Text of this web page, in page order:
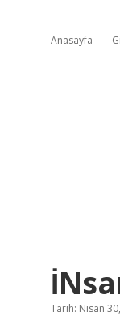
Anasayfa
Tarih: Nisan